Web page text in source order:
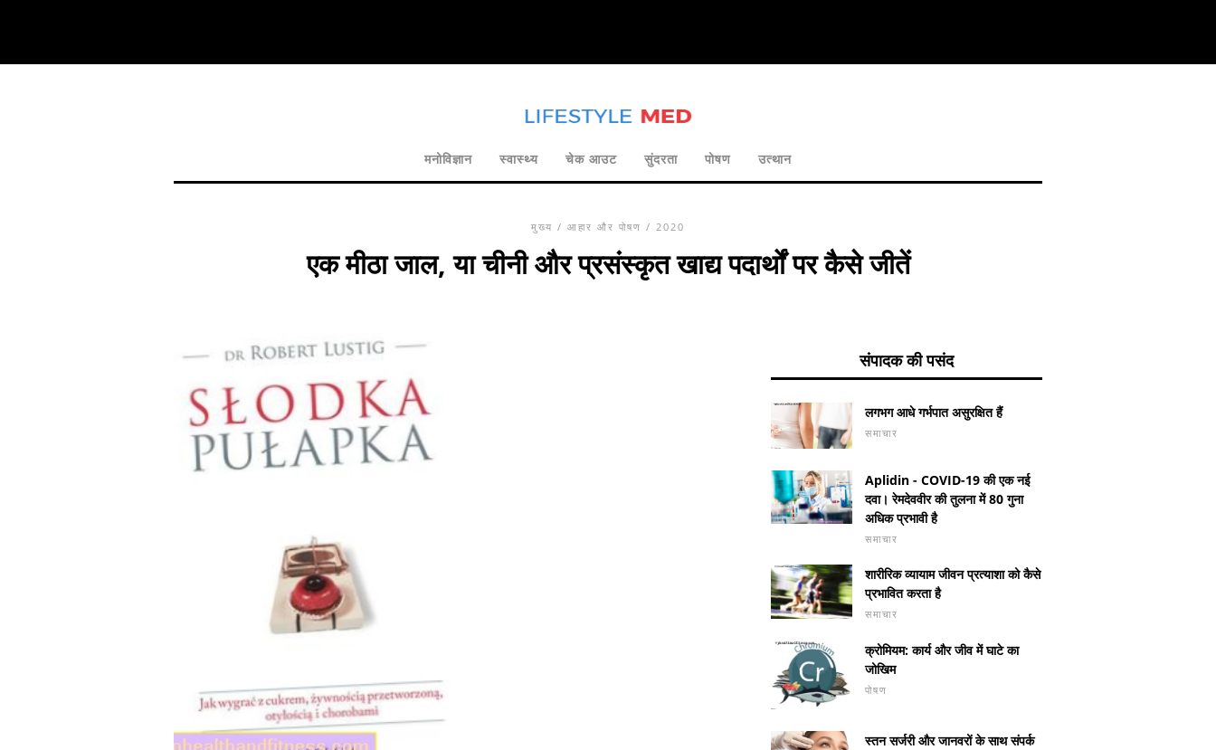
मनोविज्ञान स्वास्थ्य चेक आउट सुंदरता पोषण उत्थान
मुख्य / आहार और पोषण / 2020
एक मीठा जाल, या चीनी और प्रसंस्कृत खाद्य पदार्थों पर कैसे जीतें
संपादक की पसंद
लगभग आधे गर्भपात असुरक्षित हैं
समाचार
Aplidin - COVID-19 की एक नई
दवा। रेमदेववीर की तुलना में 80 गुना
अधिक प्रभावी है
समाचार
शारीरिक व्यायाम जीवन प्रत्याशा को कैसे
प्रभावित करता है
समाचार
क्रोमियम: कार्य और जीव में घाटे का
जोखिम
पोषण
स्तन सर्जरी और जानवरों के साथ संपर्क